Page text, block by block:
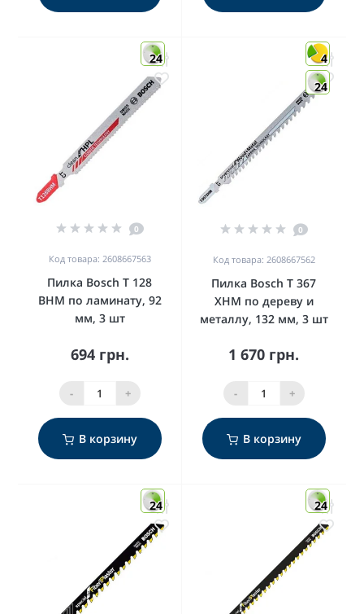
24
0
Код товара: 2608667563
Пилка Bosch T 128
BHM по ламинату, 92
мм, 3 шт
694 грн.
- +
В корзину
4
24
0
Код товара: 2608667562
Пилка Bosch T 367
XHM по дереву и
металлу, 132 мм, 3 шт
1 670 грн.
- +
В корзину
24 24